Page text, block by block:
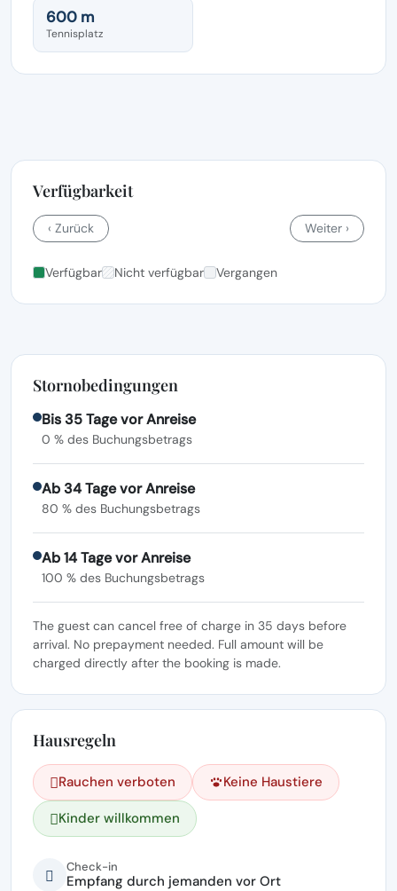
600 m
Tennisplatz
Verfügbarkeit
‹ Zurück Weiter ›
Verfügbar Nicht verfügbar Vergangen
Stornobedingungen
Bis 35 Tage vor Anreise
0 % des Buchungsbetrags
Ab 34 Tage vor Anreise
80 % des Buchungsbetrags
Ab 14 Tage vor Anreise
100 % des Buchungsbetrags
The guest can cancel free of charge in 35 days before
arrival. No prepayment needed. Full amount will be
charged directly after the booking is made.
Hausregeln
Rauchen verboten Keine Haustiere
Kinder willkommen
Check-in
Empfang durch jemanden vor Ort